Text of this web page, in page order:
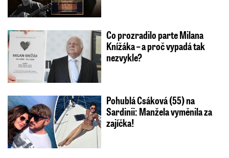
Co prozradilo parte Milana
Knížáka – a proč vypadá tak
nezvykle?
Pohublá Csáková (55) na
Sardinii: Manžela vyměnila za
zajíčka!